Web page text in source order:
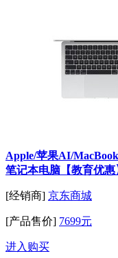
Apple/苹果AI/
笔记本电脑【教育优
[经销商] 京东商城
[产品售价] 7699元
进入购买